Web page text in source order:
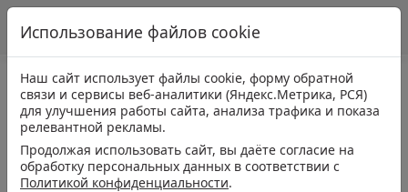
Использование файлов cookie
Наш сайт использует файлы cookie, форму обратной
связи и сервисы веб-аналитики (Яндекс.Метрика, РСЯ)
для улучшения работы сайта, анализа трафика и показа
релевантной рекламы.
Продолжая использовать сайт, вы даёте согласие на
обработку персональных данных в соответствии с
Политикой конфиденциальности.